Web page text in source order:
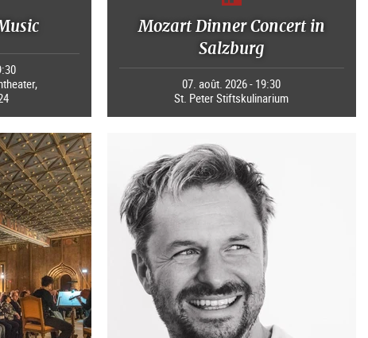
Mozart Dinner Concert in
Salzburg
07. août. 2026 - 19:30
St. Peter Stiftskulinarium